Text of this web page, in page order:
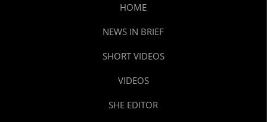
HOME
NEWS IN BRIEF
SHORT VIDEOS
VIDEOS
SHE EDITOR